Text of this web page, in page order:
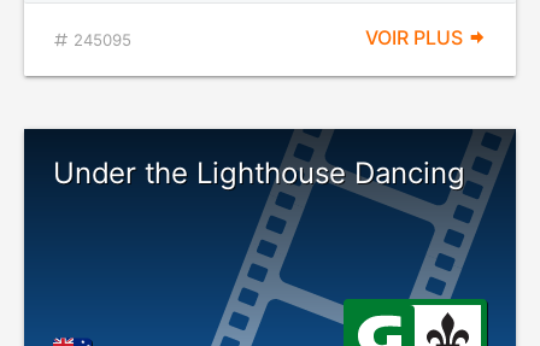
245095 VOIR PLUS
Under the Lighthouse Dancing